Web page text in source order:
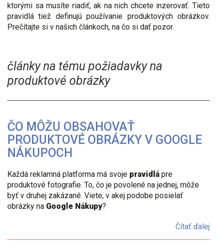
ktorými sa musíte riadiť, ak na nich chcete inzerovať. Tieto
pravidlá tiež definujú používanie produktových obrázkov.
Prečítajte si v našich článkoch, na čo si dať pozor.
články na tému požiadavky na
produktové obrázky
ČO MÔŽU OBSAHOVAŤ
PRODUKTOVÉ OBRÁZKY V GOOGLE
NÁKUPOCH
Každá reklamná platforma má svoje pravidlá pre
produktové fotografie. To, čo je povolené na jednej, môže
byť v druhej zakázané. Viete, v akej podobe posielať
obrázky na Google Nákupy?
Čítať ďalej